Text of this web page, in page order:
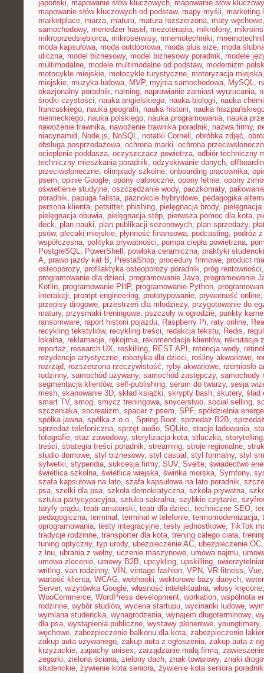
japoński, mapowanie słów kluczowych, mapowanie słów
mapowanie słów kluczowych od podstaw, mapy myśli, marketing
marketplace, marża, matura, matura rozszerzona, maty węchowe
samochodowy, menedżer haseł, mezoterapia, mikrofony,
mikroprzedsiębiorca, mikroserwisy, mnemotechniki,
moda kapsułowa, moda outdoorowa, moda plus size, moda
uliczna, model biznesowy, model biznesowy poradnik, modele
multimodalne, modele multimodalne od podstaw, modernizm
motocykle miejskie, motocykle turystyczne, motoryzacja miejska
miejskie, muzyka ludowa, MVP, myjnia samochodowa, MySQL,
okazjonalny poradnik, naming, naprawianie zamiast wyrzucania,
środki czystości, nauka angielskiego, nauka biologii, nauka
francuskiego, nauka geografii, nauka historii, nauka
niemieckiego, nauka polskiego, nauka programowania, nauka
nawożenie trawnika, nawożenie trawnika poradnik, nazwa firmy,
niacynamid, Node.js, NoSQL, notatki Cornell , obróbka zdjęć,
obsługa posprzedażowa, ochrona marki, ochrona
ocieplenie poddasza, oczyszczacz powietrza, odbiór techniczny
techniczny mieszkania poradnik, odzyskiwanie danych,
przeciwsłoneczne, olimpiady szkolne, onboarding pracownika,
psem, opinie Google, opony całoroczne, opony letnie, opony
oświetlenie studyjne, oszczędzanie wody, paczkomaty,
poradnik, papuga falista, paznokcie hybrydowe, pedagogika
persona klienta, petsitter, phishing, pielęgnacja brody, pielęgnacja
pielęgnacja obuwia, pielęgnacja stóp, pierwsza pomoc dla kota,
deck, plan nauki, plan publikacji sezonowych, plan sprzedaży,
psów, plecaki miejskie, płynność finansowa, podcasting, podróż
współczesna, polityka prywatności, pompa ciepła powietrzna,
PostgreSQL, PowerShell , powłoka ceramiczna, praktyki
A, prawo jazdy kat B, PrestaShop, procedury firmowe, product
osteoporozy, profilaktyka osteoporozy poradnik, próg rentowności
programowanie dla dzieci, programowanie Java, programowanie
Kotlin, programowanie PHP, programowanie Python,
interakcji, prompt engineering, prototypowanie, prywatność online
przepisy drogowe, przestrzeń dla młodzieży, przygotowanie do
matury, przysmaki treningowe, pszczoły w ogrodzie, punkty karne
ransomware, raport historii pojazdu, Raspberry Pi, raty online,
recykling tekstyliów, recykling treści, redakcja tekstu, Redis,
lokalna, reklamacje, rękojmia, rekomendacje klientów, rekrutacja
reportaż, research UX, reskilling, REST API , retencja wody, retinol
rezydencje artystyczne, robotyka dla dzieci, rośliny akwariowe,
rozrząd, rozszerzona rzeczywistość, ryby akwariowe, rzemiosło
rodzinny, samochód używany, samochód zastępczy, samochody
segmentacja klientów, self-publishing, serum do twarzy, sesja
mesh, skanowanie 3D, skład książki, skrypty bash, skutery, ślad
smart TV, smog, smycz treningowa, snycerstwo, social selling,
szczeniaka, socrealizm, spacer z psem, SPF, spółdzielnia
spółka jawna, spółka z o.o., Spring Boot, sprzedaż B2B,
sprzedaż telefoniczna, sprzęt audio, SQLite, stacje ładowania,
fotografie, staż zawodowy, sterylizacja kota, stłuczka, storytelling
treści, strategia treści poradnik, streaming, stroje regionalne,
studio domowe, styl biznesowy, styl casual , styl formalny, styl
sylwetki, stypendia, sukcesja firmy, SUV, Svelte, świadectwo
świetlica szkolna, świetlica wiejska, świnka morska, Symfony,
szafa kapsułowa na lato, szafa kapsułowa na lato poradnik,
psa, szelki dla psa, szkoła demokratyczna, szkoła prywatna,
sztuka partycypacyjna, sztuka sakralna, szybkie czytanie,
taryfy prądu, teatr amatorski, teatr dla dzieci, techniczne SEO,
pedagogiczna, terminal , terminal w telefonie, termomodernizacja,
oprogramowania, testy integracyjne, testy jednostkowe, TikTok
tradycje rodzinne, transporter dla kota, trening całego ciała,
tuning optyczny, typ urody, ubezpieczenie AC, ubezpieczenie OC
z lnu, ubrania z wełny, uczenie maszynowe, umowa najmu,
umowa zlecenie, umowy B2B, upcykling, upskilling,
writing, van rodzinny, VIN, vintage fashion, VPN, VR fitness, Vue
wartość klienta, WCAG, webhooki, wektorowe bazy danych,
Server, wizytówka Google, własność intelektualna, włosy kręcone
WooCommerce, WordPress development, workation, wspólnota
rodzinne, wybór studiów, wycena startupu, wycinanki ludowe,
wymiana studencka, wynagrodzenia, wynajem długoterminowy,
dla psa, wystąpienia publiczne, wystawy plenerowe, youngtimery,
węchowe, zabezpieczenie balkonu dla kota, zabezpieczenie
zakup auta używanego, zakup auta z ogłoszenia, zakup auta z
krzyżackie, zapachy unisex, zarządzanie małą firmą, zawieszenie
zegarki, zielona ściana, zielony dach, znak towarowy, znaki
studenckie, żywienie kota seniora, żywienie kota seniora poradnik